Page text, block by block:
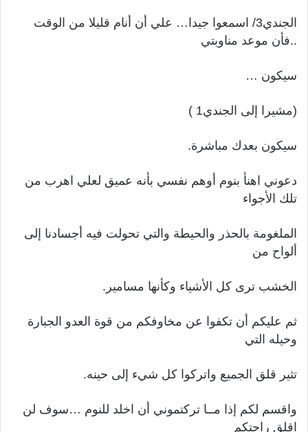
الجندي3/ اسمعوا جيدا… علي أن أنام قليلا من الوقت
..فأن موعد مناوبتي
سيكون …
(مشيرا إلى الجندي1 )
سيكون بعدك مباشرة.
دعوني اهنأ بنوم أوهم نفسي بأنه عميق لعلي اهرب من
تلك الأجواء
الملغومة بالحذر والحيطة والتي تحولت فيه أجسادنا إلى
ألواح من
الخشب ترى كل الأشياء وكأنها مسامير.
ثم عليكم أن تكفوا عن مخاوفكم من قوة العدو الجبارة
وحيله التي
تثير قلق الجميع واتركوا كل شيء إلى حينه.
واقسم لكم إذا مــا تركتموني أن اخلد للنوم …سوف لن
اقلق راحتكم